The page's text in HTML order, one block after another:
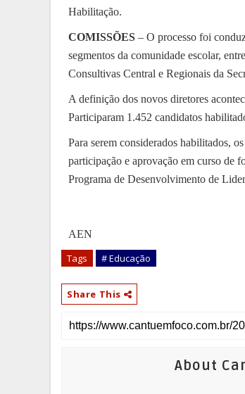
Habilitação.
COMISSÕES – O processo foi
segmentos da comunidade escolar,
Consultivas Central e Regionais da
A definição dos novos diretores
Participaram 1.452 candidatos
Para serem considerados habilitados,
participação e aprovação em curso de
Programa de Desenvolvimento de
AEN
Tags # Educação
Share This
About